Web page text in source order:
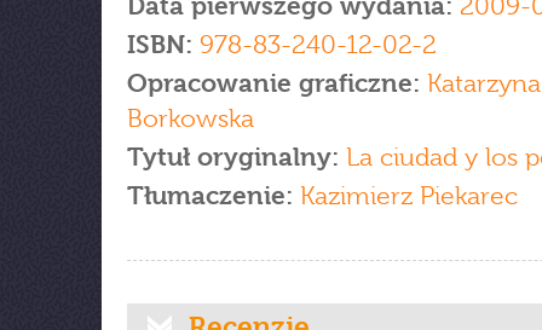
Data pierwszego wydania: 2009-
ISBN: 978-83-240-12-02-2
Opracowanie graficzne: Katarzyna
Borkowska
Tytuł oryginalny: La ciudad y los
Tłumaczenie: Kazimierz Piekarec